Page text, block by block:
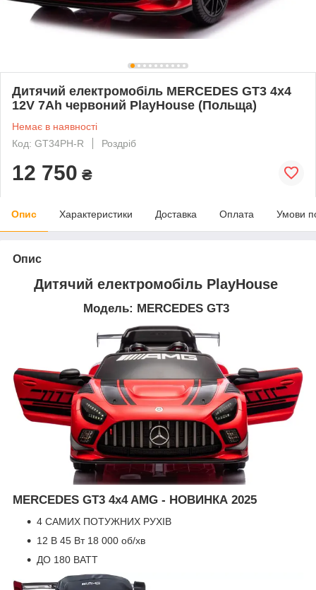
Дитячий електромобіль MERCEDES GT3 4x4
12V 7Ah червоний PlayHouse (Польща)
Немає в наявності
Код: GT34PH-R
Роздріб
12 750 ₴
Опис Характеристики Доставка Оплата Умови
Опис
Дитячий електромобіль PlayHouse
Модель: MERCEDES GT3
MERCEDES GT3 4x4 AMG - НОВИНКА 2025
4 САМИХ ПОТУЖНИХ РУХІВ
12 В 45 Вт 18 000 об/хв
ДО 180 ВАТТ